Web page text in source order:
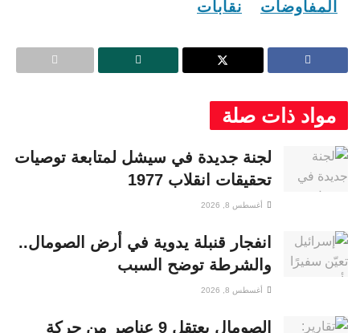
المفاوضات
نقابات
مواد ذات صلة
لجنة جديدة في سيشل لمتابعة توصيات
تحقيقات انقلاب 1977
أغسطس 8, 2026
انفجار قنبلة يدوية في أرض الصومال..
والشرطة توضح السبب
أغسطس 8, 2026
الصومال يعتقل 9 عناصر من حركة